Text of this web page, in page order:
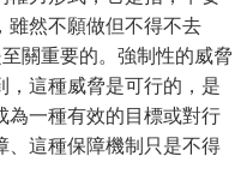
雖然不願做但不得不去
關重要的。強制性的威脅
，這種威脅是可行的，是
為一種有效的目標或對行
、這種保障機制只是不得